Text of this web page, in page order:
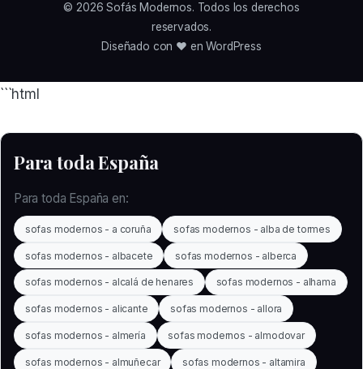
© 2026Sofás Modernos. Todos los derechos
reservados.
Diseñado con ❤️ en WordPress
```html
Para toda España
Para toda España en:
sofas modernos - a coruña sofas modernos - alba de tormes
sofas modernos - albacete sofas modernos - alberca
sofas modernos - alcalá de henares sofas modernos - alhama
sofas modernos - alicante sofas modernos - allora
sofas modernos - almería sofas modernos - almodovar
sofas modernos - almuñecar sofas modernos - altamira